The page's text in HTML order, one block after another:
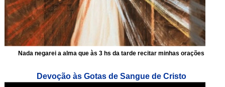
Nada negarei a alma que às 3 hs da tarde recitar minhas orações
Devoção às Gotas de Sangue de Cristo